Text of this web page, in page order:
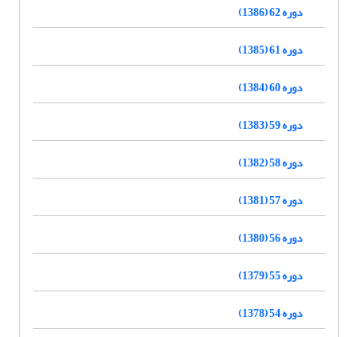
دوره 62 (1386)
دوره 61 (1385)
دوره 60 (1384)
دوره 59 (1383)
دوره 58 (1382)
دوره 57 (1381)
دوره 56 (1380)
دوره 55 (1379)
دوره 54 (1378)